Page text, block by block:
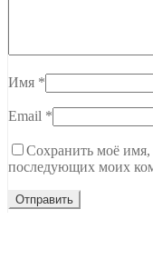
Имя *
Email *
Сохранить моё имя,
последующих моих